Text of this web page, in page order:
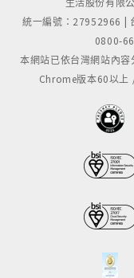
統一編號：27952966 |
0800-
本網站已依台灣網站內
Chrome版本60以